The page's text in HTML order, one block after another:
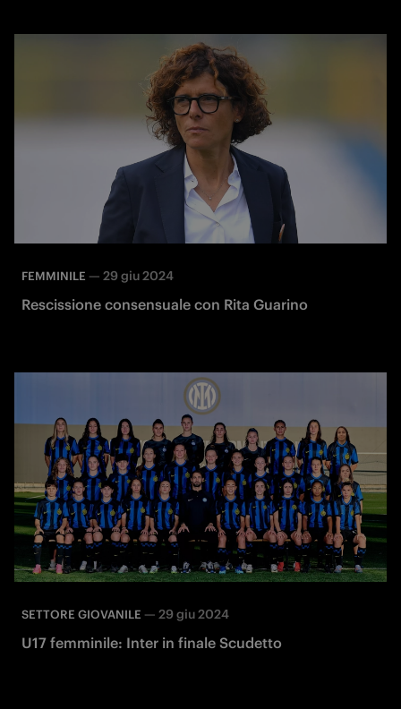
FEMMINILE — 29 giu 2024
Rescissione consensuale con Rita Guarino
SETTORE GIOVANILE — 29 giu 2024
U17 femminile: Inter in finale Scudetto